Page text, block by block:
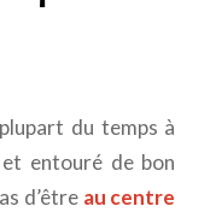
du temps à
entouré de bon
d’être au centre